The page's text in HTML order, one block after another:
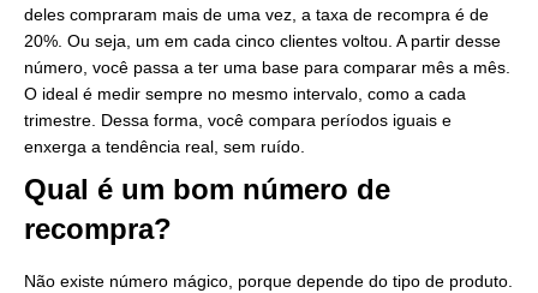
deles compraram mais de uma vez, a taxa de recompra é de
20%. Ou seja, um em cada cinco clientes voltou. A partir desse
número, você passa a ter uma base para comparar mês a mês.
O ideal é medir sempre no mesmo intervalo, como a cada
trimestre. Dessa forma, você compara períodos iguais e
enxerga a tendência real, sem ruído.
Qual é um bom número de
recompra?
Não existe número mágico, porque depende do tipo de produto.